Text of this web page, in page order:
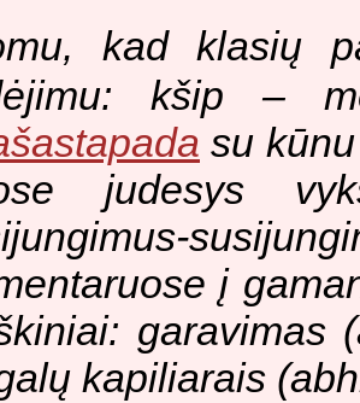
kad klasių
kšip –
su
judesys
į
garavimas (
kapiliarais (